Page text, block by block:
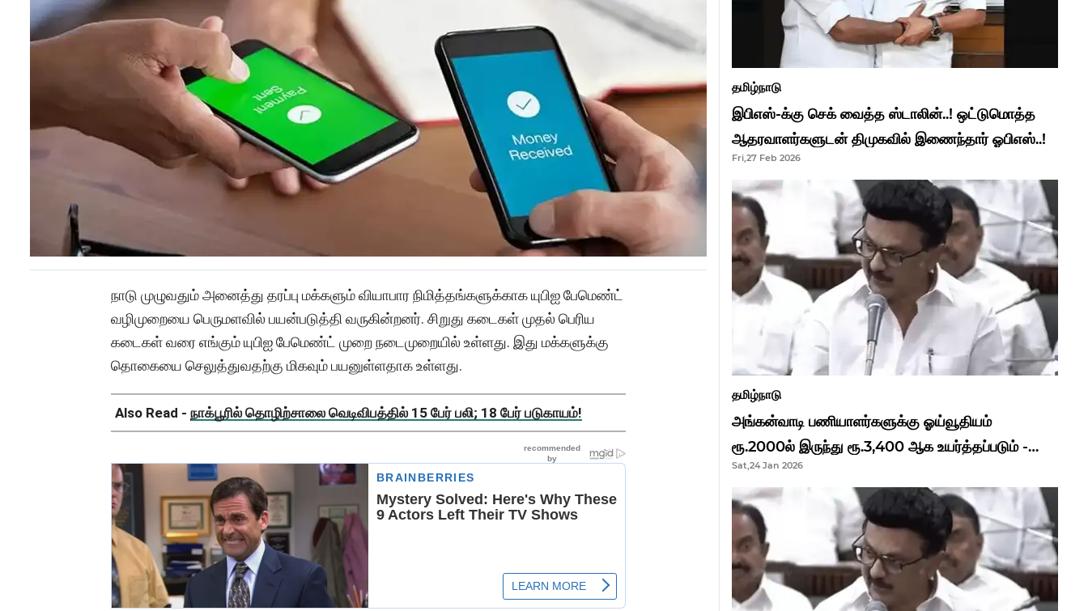
நாடு முழுவதும் அனைத்து தரப்பு மக்களும் வியாபார நிமித்தங்களுக்காக யுபிஐ பேமெண்ட்
வழிமுறையை பெருமளவில் பயன்படுத்தி வருகின்றனர். சிறுது கடைகள் முதல் பெரிய
கடைகள் வரை எங்கும் யுபிஐ பேமெண்ட் முறை நடைமுறையில் உள்ளது. இது மக்களுக்கு
தொகையை செலுத்துவதற்கு மிகவும் பயனுள்ளதாக உள்ளது.
Also Read - நாக்பூரில் தொழிற்சாலை வெடிவிபத்தில் 15 பேர் பலி; 18 பேர் படுகாயம்!
தமிழ்நாடு
இபிஎஸ்-க்கு செக் வைத்த ஸ்டாலின்..! ஒட்டுமொத்த
ஆதரவாளர்களுடன் திமுகவில் இணைந்தார் ஓபிஎஸ்..!
Fri,27 Feb 2026
தமிழ்நாடு
அங்கன்வாடி பணியாளர்களுக்கு ஓய்வூதியம்
ரூ.2000ல் இருந்து ரூ.3,400 ஆக உயர்த்தப்படும் -
முதல்வர் மு.க.ஸ்டாலின்..!
Sat,24 Jan 2026